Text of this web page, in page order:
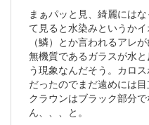
まぁパッと見、綺麗には
て見ると水染みというか
（鱗）とか言われるアレ
無機質であるガラスが水
う現象なんだそう。カロ
だったのでまだ遠めには
クラウンはブラック部分
ん、、、と。